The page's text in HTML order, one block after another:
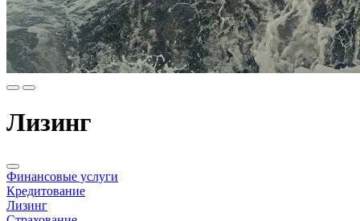
Лизинг
Финансовые услуги
Кредитование
Лизинг